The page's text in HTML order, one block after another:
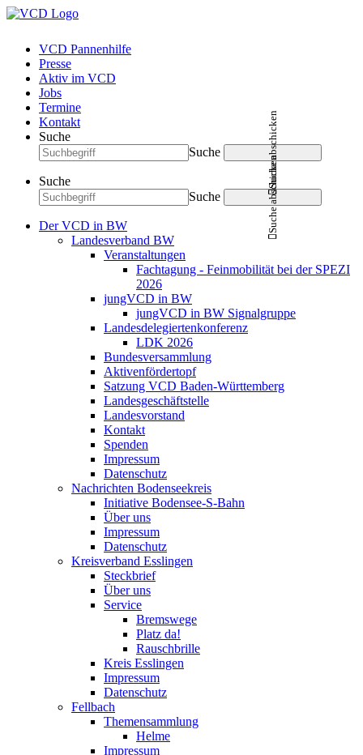
VCD Pannenhilfe
Presse
Aktiv im VCD
Jobs
Termine
Kontakt
Suche
Suche
Suche abschicken
Suche
Suche
Suche abschicken
Der VCD in BW
Landesverband BW
Veranstaltungen
Fachtagung - Feinmobilität bei der SPEZI
2026
jungVCD in BW
jungVCD in BW Signalgruppe
Landesdelegiertenkonferenz
LDK 2026
Bundesversammlung
Aktivenfördertopf
Satzung VCD Baden-Württemberg
Landesgeschäftstelle
Landesvorstand
Kontakt
Spenden
Impressum
Datenschutz
Nachrichten Bodenseekreis
Initiative Bodensee-S-Bahn
Über uns
Impressum
Datenschutz
Kreisverband Esslingen
Steckbrief
Über uns
Service
Bremswege
Platz da!
Rauschbrille
Kreis Esslingen
Impressum
Datenschutz
Fellbach
Themensammlung
Helme
Impressum